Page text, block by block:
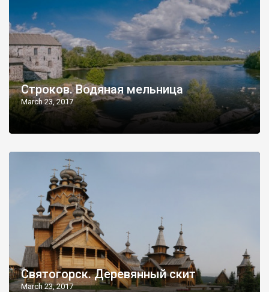
Строков. Водяная мельница
March 23, 2017
Святогорск. Деревянный скит
March 23, 2017